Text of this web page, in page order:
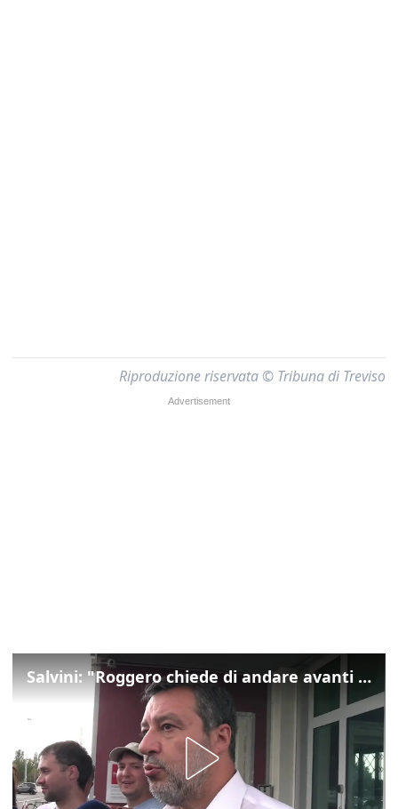
Riproduzione riservata © Tribuna di Treviso
Salvini: "Roggero chiede di andare avanti su norma anti-risarcimenti"